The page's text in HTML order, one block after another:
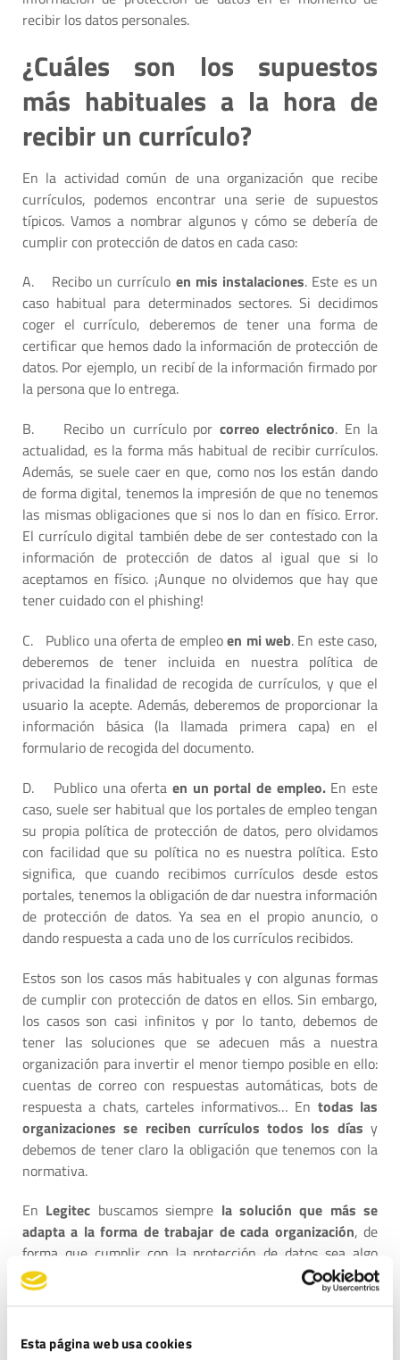
Esta página web usa cookies
recibir los datos personales.
¿Cuáles son los supuestos
más habituales a la hora de
recibir un currículo?
En la actividad común de una organización que recibe
currículos, podemos encontrar una serie de supuestos
típicos. Vamos a nombrar algunos y cómo se debería de
cumplir con protección de datos en cada caso:
A.
Recibo un currículo en mis instalaciones. Este es un
caso habitual para determinados sectores. Si decidimos
coger el currículo, deberemos de tener una forma de
certificar que hemos dado la información de protección de
datos. Por ejemplo, un recibí de la información firmado por
la persona que lo entrega.
B.
Recibo un currículo por correo electrónico. En la
actualidad, es la forma más habitual de recibir currículos.
Además, se suele caer en que, como nos los están dando
de forma digital, tenemos la impresión de que no tenemos
las mismas obligaciones que si nos lo dan en físico. Error.
El currículo digital también debe de ser contestado con la
información de protección de datos al igual que si lo
aceptamos en físico. ¡Aunque no olvidemos que hay que
tener cuidado con el phishing!
C.
Publico una oferta de empleoen mi web. En este caso,
deberemos de tener incluida en nuestra política de
privacidad la finalidad de recogida de currículos, y que el
usuario la acepte. Además, deberemos de proporcionar la
información básica (la llamada primera capa) en el
formulario de recogida del documento.
D.
Publico una oferta en un portal de empleo.En este
caso, suele ser habitual que los portales de empleo tengan
su propia política de protección de datos, pero olvidamos
con facilidad que su política no es nuestra política. Esto
significa, que cuando recibimos currículos desde estos
portales, tenemos la obligación de dar nuestra información
de protección de datos. Ya sea en el propio anuncio, o
dando respuesta a cada uno de los currículos recibidos.
Estos son los casos más habituales y con algunas formas
de cumplir con protección de datos en ellos. Sin embargo,
los casos son casi infinitos y por lo tanto, debemos de
tener las soluciones que se adecuen más a nuestra
organización para invertir el menor tiempo posible en ello:
cuentas de correo con respuestas automáticas, bots de
respuesta a chats, carteles informativos… En todas las
organizaciones se reciben currículos todos los días y
debemos de tener claro la obligación que tenemos con la
normativa.
En Legitec buscamos siempre la solución que más se
adapta a la forma de trabajar de cada organización, de
forma que cumplir con la protección de datos sea algo
natural en el día a día del trabajo. Lo importante es tener
el conocimiento y la eficacia para ello.